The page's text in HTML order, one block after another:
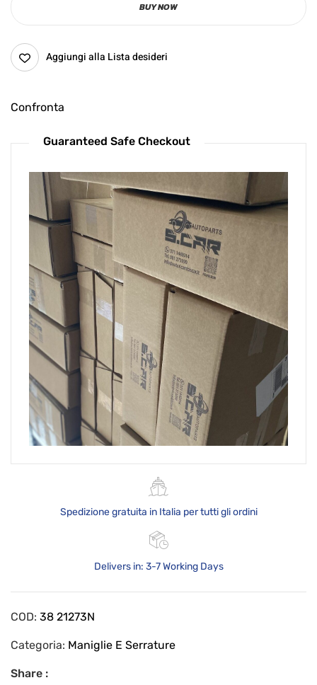
BUY NOW
Aggiungi alla Lista desideri
Confronta
Guaranteed Safe Checkout
Spedizione gratuita in Italia per tutti gli ordini
Delivers in: 3-7 Working Days
COD: 38 21273N
Categoria: Maniglie E Serrature
Share :